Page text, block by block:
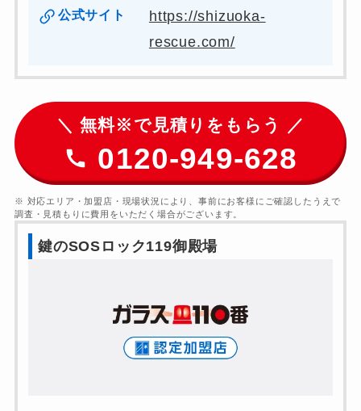
公式サイト
https://shizuoka-
rescue.com/
＼ 無料※で見積りをもらう ／
0120-949-628
※ 対応エリア・加盟店・現場状況により、事前にお客様にご確認したうえで
調査・見積もりに費用をいただく場合がございます。
鍵のSOSロック119御殿場